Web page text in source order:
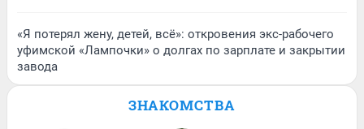
«Я потерял жену, детей, всё»: откровения экс-рабочего
уфимской «Лампочки» о долгах по зарплате и закрытии
завода
ЗНАКОМСТВА